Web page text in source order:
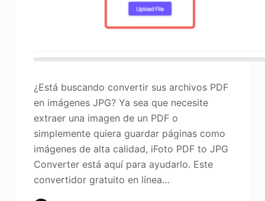
¿Está buscando convertir sus archivos PDF
en imágenes JPG? Ya sea que necesite
extraer una imagen de un PDF o
simplemente quiera guardar páginas como
imágenes de alta calidad, iFoto PDF to JPG
Converter está aquí para ayudarlo. Este
convertidor gratuito en línea…